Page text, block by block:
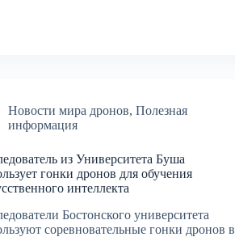
Новости мира дронов,Полезная
информация
из Университета Буша
гонки дронов для обучения
интеллекта
Бостонского университета
соревновательные гонки дронов в